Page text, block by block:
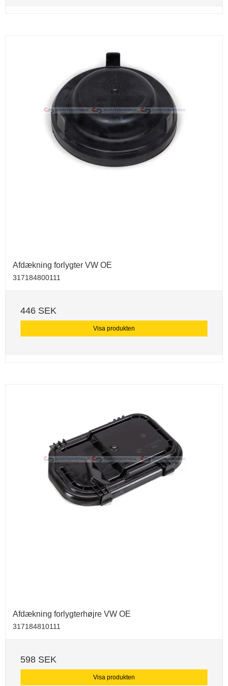
Afdækning forlygter VW OE
317184800111
446 SEK
Visa produkten
Afdækning forlygterhøjre VW OE
317184810111
598 SEK
Visa produkten